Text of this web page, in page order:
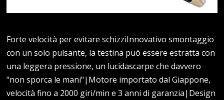
Forte velocità per evitare schizziInnovativo smontaggio
con un solo pulsante, la testina può essere estratta con
una leggera pressione, un lucidascarpe che davvero
"non sporca le mani"|Motore importato dal Giappone,
velocità fino a 2000 giri/min e 3 anni di garanzia|Design